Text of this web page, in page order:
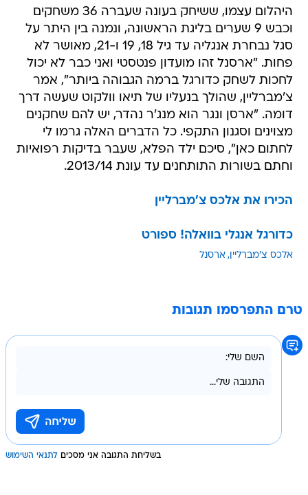
היהלום עצמו, ששיחק בעונה שעברה 36 משחקים
וכבש 9 שערים בליגת הראשונה, ונמנה בין היתר על
סגל נבחרת אנגליה עד גיל 18, 19 ו-21, מאושר לא
פחות. "ארסנל זהו מועדון פנטסטי ואני כבר לא יכול
לחכות לשחק כדורגל ברמה הגבוהה ביותר", אמר
צ'מברליין, שהולך בנעליו של תיאו וולקוט שעשה דרך
דומה. "ארסן ונגר הוא מנג'ר נהדר, יש להם שחקנים
מצוינים וסגנון התקפי. כל הדברים האלה גרמו לי
לחתום כאן", סיכם ילד הפלא, שעבר בדיקות רפואיות
וחתם בשורות התותחנים עד עונת 2013/14.
הכירו את אלכס צ'מברליין
כדורגל אנגלי בוואלה! ספורט
אלכס צ'מברליין ארסנל
טרם התפרסמו תגובות
בשליחת התגובה אני מסכים לתנאי השימוש